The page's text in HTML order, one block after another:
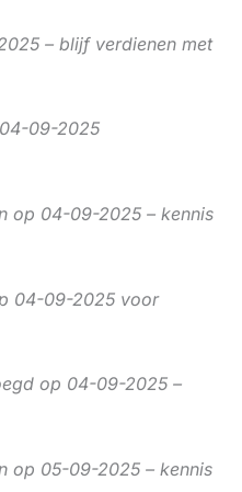
– blijf verdienen met
09-2025
op 04-09-2025 – kennis
04-09-2025 voor
op 04-09-2025 –
op 05-09-2025 – kennis